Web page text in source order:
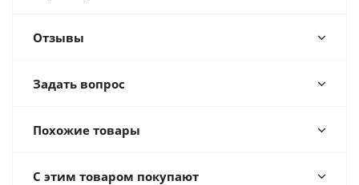
Отзывы
Задать вопрос
Похожие товары
С этим товаром покупают